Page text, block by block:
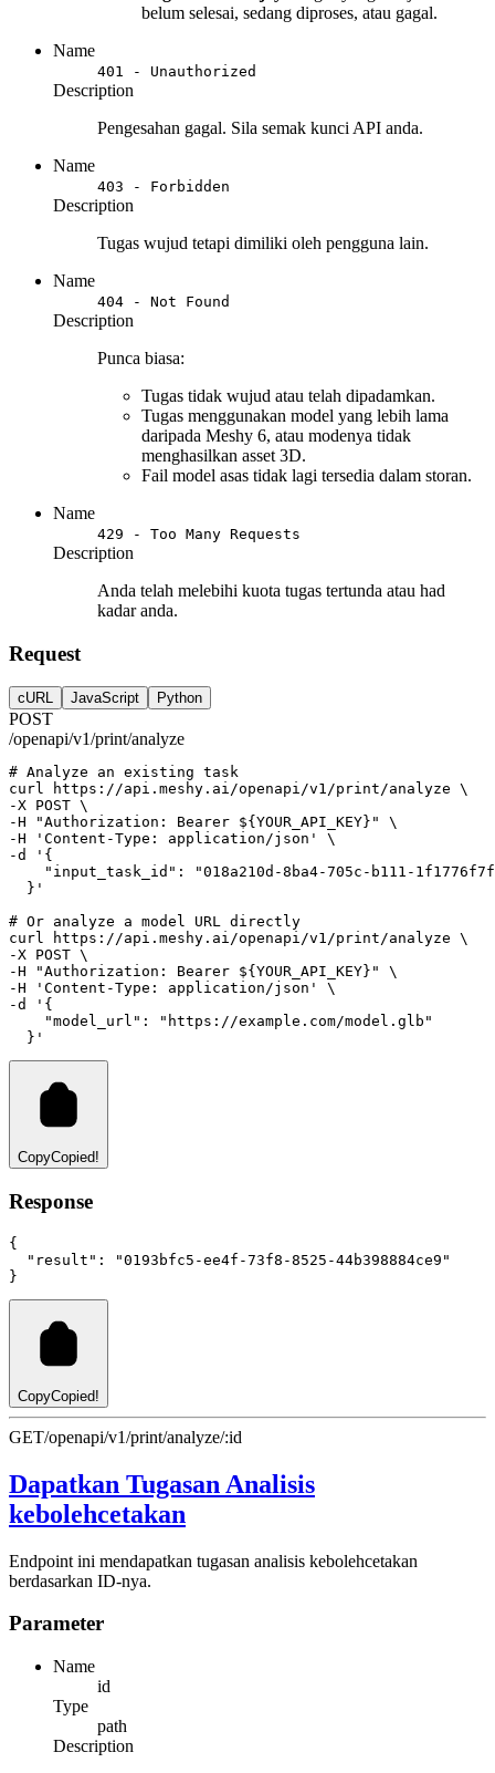
belum selesai, sedang diproses, atau gagal.
Name
401 - Unauthorized
Description
Pengesahan gagal. Sila semak kunci API anda.
Name
403 - Forbidden
Description
Tugas wujud tetapi dimiliki oleh pengguna lain.
Name
404 - Not Found
Description
Punca biasa:
Tugas tidak wujud atau telah dipadamkan.
Tugas menggunakan model yang lebih lama
daripada Meshy 6, atau modenya tidak
menghasilkan asset 3D.
Fail model asas tidak lagi tersedia dalam storan.
Name
429 - Too Many Requests
Description
Anda telah melebihi kuota tugas tertunda atau had
kadar anda.
Request
cURL JavaScript Python
POST
/openapi/v1/print/analyze
# Analyze an existing task
curl
https://api.meshy.ai/openapi/v1/print/analyze \
-X POST \
-H
"Authorization: Bearer ${YOUR_API_KEY}"
\
-H
'Content-Type: application/json'
\
-d
'{
"input_task_id": "018a210d-8ba4-705c-b111-
  }'
# Or analyze a model URL directly
curl
https://api.meshy.ai/openapi/v1/print/analyze \
-X POST \
-H
"Authorization: Bearer ${YOUR_API_KEY}"
\
-H
'Content-Type: application/json'
\
-d
'{
    "model_url": "https://example.com/model.glb"
  }'
CopyCopied!
Response
{
"result" :
"0193bfc5-ee4f-73f8-8525-44b398884ce9"
}
CopyCopied!
GET/openapi/v1/print/analyze/:id
Dapatkan Tugasan Analisis
kebolehcetakan
Endpoint ini mendapatkan tugasan analisis kebolehcetakan
berdasarkan ID-nya.
Parameter
Name
id
Type
path
Description